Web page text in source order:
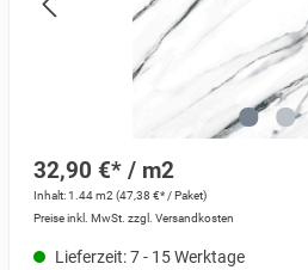
32,90 €* / m2
Inhalt:1.44 m2 (47,38 €* / Paket)
Preise inkl. MwSt. zzgl. Versandkosten
Lieferzeit: 7 - 15 Werktage